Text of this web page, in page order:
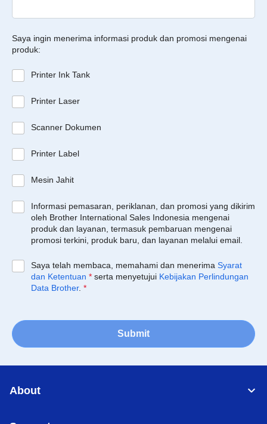
Saya ingin menerima informasi produk dan promosi mengenai
produk:
Printer Ink Tank
Printer Laser
Scanner Dokumen
Printer Label
Mesin Jahit
Informasi pemasaran, periklanan, dan promosi yang dikirim
oleh Brother International Sales Indonesia mengenai
produk dan layanan, termasuk pembaruan mengenai
promosi terkini, produk baru, dan layanan melalui email.
Saya telah membaca, memahami dan menerima Syarat
dan Ketentuan * serta menyetujui Kebijakan Perlindungan
Data Brother. *
Submit
About